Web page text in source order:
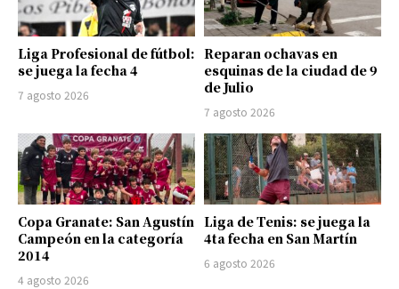
Liga Profesional de fútbol:
se juega la fecha 4
7 agosto 2026
Reparan ochavas en
esquinas de la ciudad de 9
de Julio
7 agosto 2026
Copa Granate: San Agustín
Campeón en la categoría
2014
4 agosto 2026
Liga de Tenis: se juega la
4ta fecha en San Martín
6 agosto 2026